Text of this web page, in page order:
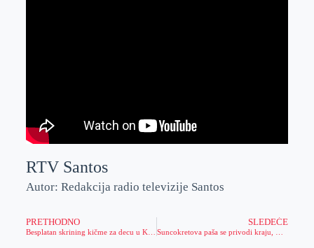
RTV Santos
Autor: Redakcija radio televizije Santos
PRETHODNO SLEDEĆE